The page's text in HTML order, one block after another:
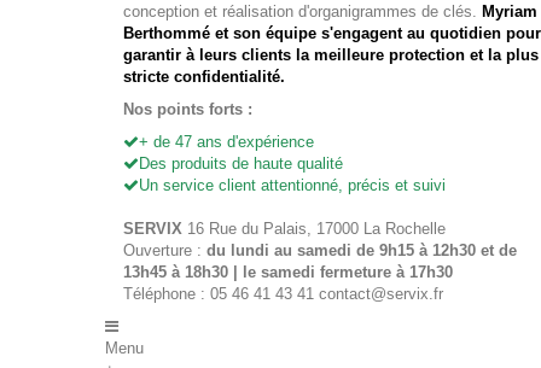
conception et réalisation d'organigrammes de clés. Myriam
Berthommé et son équipe s'engagent au quotidien pour
garantir à leurs clients la meilleure protection et la plus
stricte confidentialité.
Nos points forts :
+ de 47 ans d'expérience
Des produits de haute qualité
Un service client attentionné, précis et suivi
SERVIX 16 Rue du Palais, 17000 La Rochelle
Ouverture : du lundi au samedi de 9h15 à 12h30 et de
13h45 à 18h30 | le samedi fermeture à 17h30
Téléphone : 05 46 41 43 41 contact@servix.fr
Menu